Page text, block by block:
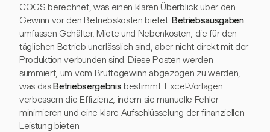
COGS berechnet, was einen klaren Überblick über den
Gewinn vor den Betriebskosten bietet. Betriebsausgaben
umfassen Gehälter, Miete und Nebenkosten, die für den
täglichen Betrieb unerlässlich sind, aber nicht direkt mit der
Produktion verbunden sind. Diese Posten werden
summiert, um vom Bruttogewinn abgezogen zu werden,
was dasBetriebsergebnis bestimmt. Excel-Vorlagen
verbessern die Effizienz, indem sie manuelle Fehler
minimieren und eine klare Aufschlüsselung der finanziellen
Leistung bieten.